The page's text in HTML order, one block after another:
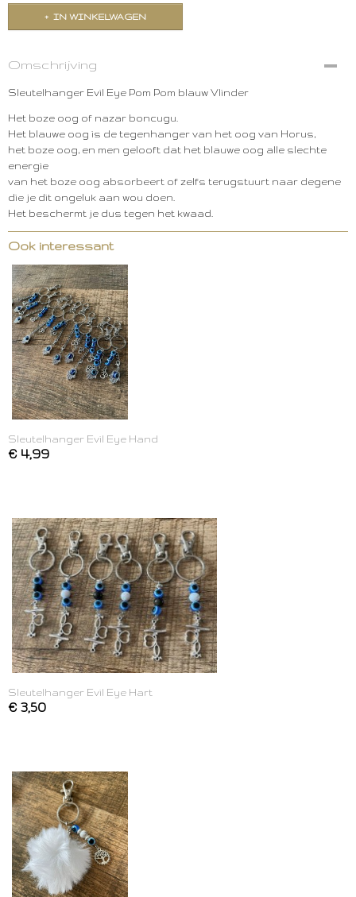
IN WINKELWAGEN
Omschrijving
Sleutelhanger Evil Eye Pom Pom blauw Vlinder
Het boze oog of nazar boncugu.
Het blauwe oog is de tegenhanger van het oog van Horus,
het boze oog, en men gelooft dat het blauwe oog alle slechte
energie
van het boze oog absorbeert of zelfs terugstuurt naar degene
die je dit ongeluk aan wou doen.
Het beschermt je dus tegen het kwaad.
Ook interessant
Sleutelhanger Evil Eye Hand
€ 4,99
Sleutelhanger Evil Eye Hart
€ 3,50